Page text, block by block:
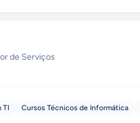
de Serviços
TI Cursos Técnicos de Informática